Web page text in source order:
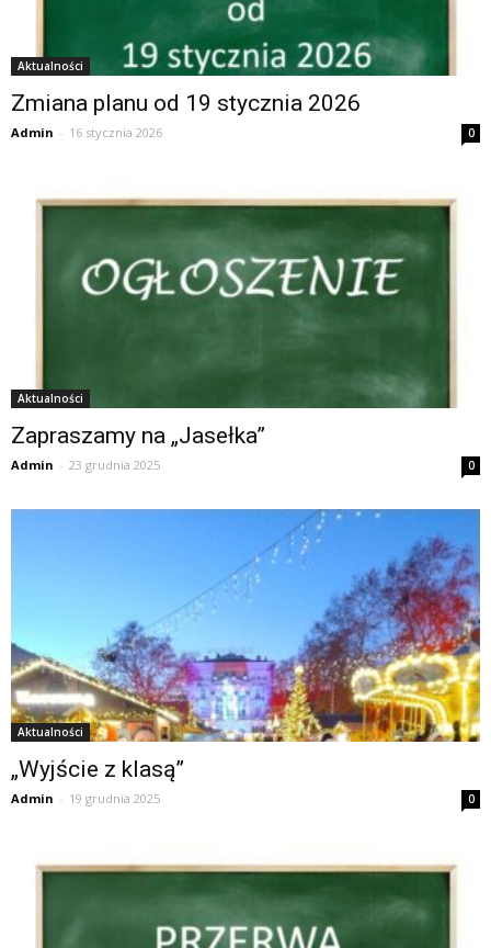
Aktualności
Zmiana planu od 19 stycznia 2026
Admin - 16 stycznia 2026 0
Aktualności
Zapraszamy na „Jasełka”
Admin - 23 grudnia 2025 0
Aktualności
„Wyjście z klasą”
Admin - 19 grudnia 2025 0